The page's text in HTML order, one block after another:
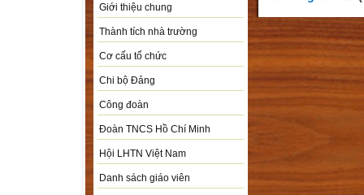
Giới thiệu chung
Thành tích nhà trường
Cơ cấu tổ chức
Chi bộ Đảng
Công đoàn
Đoàn TNCS Hồ Chí Minh
Hội LHTN Việt Nam
Danh sách giáo viên